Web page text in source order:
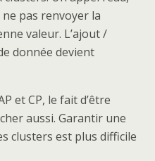
pas renvoyer la
valeur. L’ajout /
donnée devient
et CP, le fait d’être
aussi. Garantir une
clusters est plus difficile